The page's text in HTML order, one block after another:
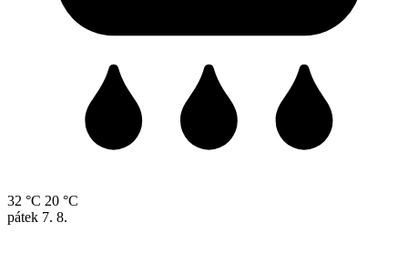
32 °C 20 °C
pátek 7. 8.